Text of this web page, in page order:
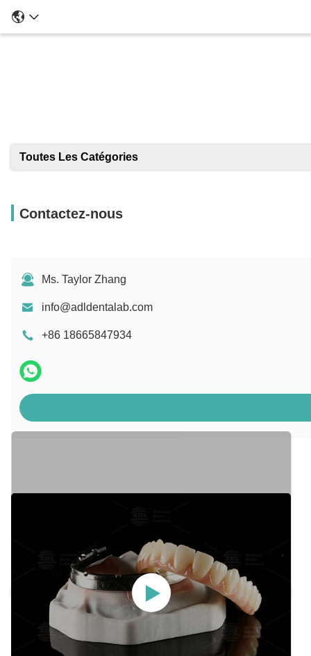
Toutes Les Catégories
Contactez-nous
Ms. Taylor Zhang
info@adldentalab.com
+86 18665847934